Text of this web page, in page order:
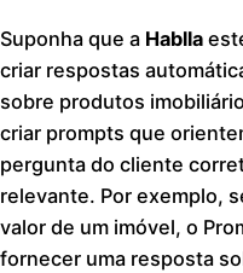
Suponha que a Hablla
criar respostas
sobre produtos
criar prompts que
pergunta do cliente
relevante. Por exemplo,
valor de um imóvel, o
fornecer uma resposta